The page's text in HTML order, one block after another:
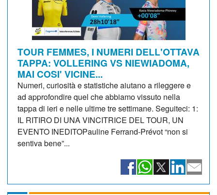
TOUR FEMMES, I NUMERI DELL'OTTAVA
TAPPA: VOLLERING VS NIEWIADOMA,
MAI COSI' VICINE...
Numeri, curiosità e statistiche aiutano a rileggere e
ad approfondire quel che abbiamo vissuto nella
tappa di ieri e nelle ultime tre settimane. Seguiteci: 1:
IL RITIRO DI UNA VINCITRICE DEL TOUR, UN
EVENTO INEDITOPauline Ferrand-Prévot “non si
sentiva bene”...